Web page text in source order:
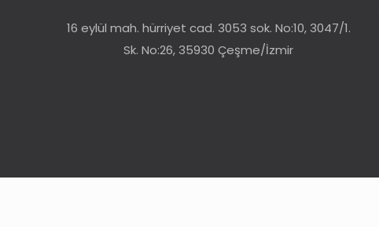
16 eylül mah. hürriyet cad. 3053 sok. No:10, 3047/1.
Sk. No:26, 35930 Çeşme/İzmir